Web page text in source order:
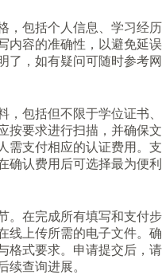
，包括个人信息、学习经历
内容的准确性，以避免延误
了，如有疑问可随时参考网
，包括但不限于学位证书、
按要求进行扫描，并确保文
需支付相应的认证费用。支
确认费用后可选择最为便利
。在完成所有填写和支付步
线上传所需的电子文件。确
格式要求。申请提交后，请
续查询进展。